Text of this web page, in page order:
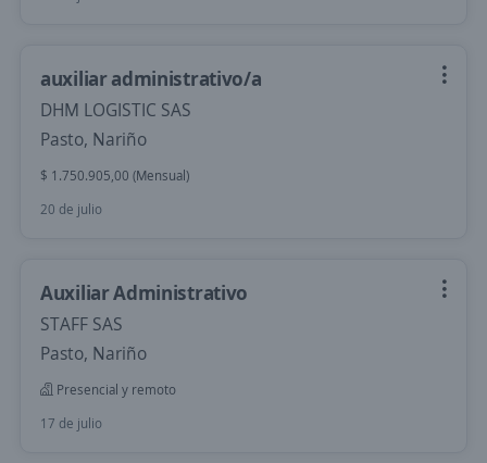
auxiliar administrativo/a
DHM LOGISTIC SAS
Pasto, Nariño
$ 1.750.905,00 (Mensual)
20 de julio
Auxiliar Administrativo
STAFF SAS
Pasto, Nariño
Presencial y remoto
17 de julio